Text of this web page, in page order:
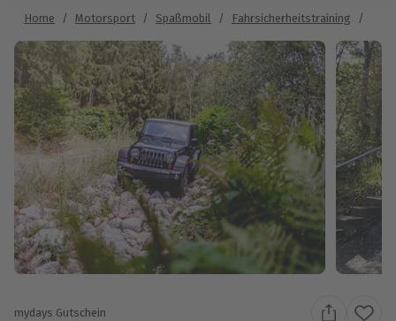
Home / Motorsport / Spaßmobil / Fahrsicherheitstraining /
mydays Gutschein